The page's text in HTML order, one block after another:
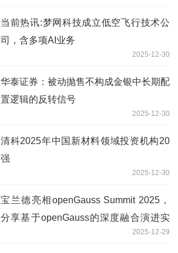
当前热讯:梦网科技成立低空飞行技术公
司，含多项AI业务
2025-12-30
华泰证券：被动抛售不构成金银中长期配
置逻辑的反转信号
2025-12-30
清科2025年中国新材料领域投资机构20
强
2025-12-30
宝兰德亮相openGauss Summit 2025，
分享基于openGauss的深度融合演进实
2025-12-29